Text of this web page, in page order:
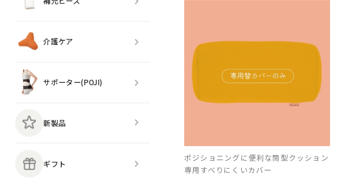
ポジショニングに便利な筒型クッション
専用すべりにくいカバー
介護ケア
サポーター(POJI)
新製品
ギフト